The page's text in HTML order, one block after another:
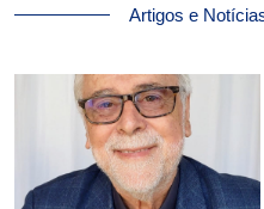
Artigos e